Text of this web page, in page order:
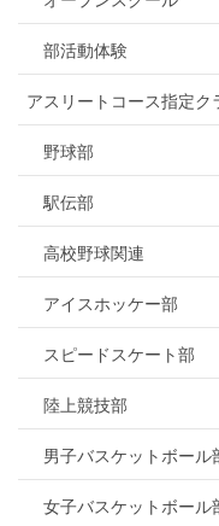
部活動体験
アスリートコース指定ク
野球部
駅伝部
高校野球関連
アイスホッケー部
スピードスケート部
陸上競技部
男子バスケットボール
女子バスケットボール